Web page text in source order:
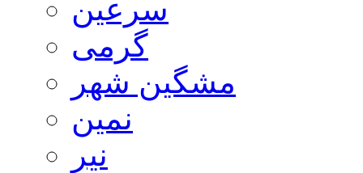
سرعین
گرمی
مشگین شهر
نمین
نیر